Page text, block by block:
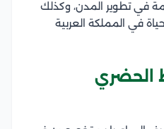
في تطوير المدن، وكذلك
في المملكة العربية
الحضري